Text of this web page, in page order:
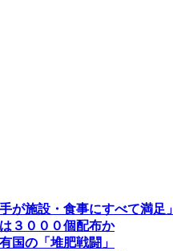
が施設・食事にすべて満足」
３０００個配布か
国の「堆肥戦闘」